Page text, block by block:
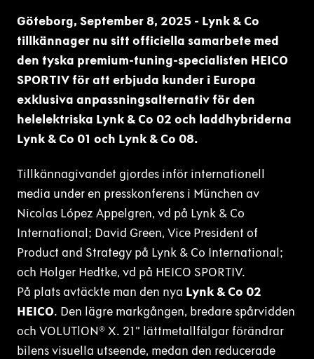
Göteborg, September 8, 2025 - Lynk & Co
tillkännager nu sitt officiella samarbete med
den tyska premium-tuning-specialisten HEICO
SPORTIV för att erbjuda kunder i Europa
exklusiva anpassningsalternativ för den
helelektriska Lynk & Co 02 och laddhybriderna
Lynk & Co 01 och Lynk & Co 08.
Tillkännagivandet gjordes inför internationell
media under en presskonferens i München av
Nicolas López Appelgren, vd på Lynk & Co
International; David Green, Vice President of
Product and Strategy på Lynk & Co International;
och Holger Hedtke, vd på HEICO SPORTIV.
På plats avtäckte man den nya Lynk & Co 02
HEICO. Den lägre markgången, bredare spårvidden
och VOLUTlON® X. 21” lättmetallfälgar förändrar
bilens visuella utseende, medan den reducerade